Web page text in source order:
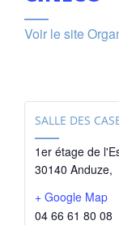
Voir le site
SALLE DES
1er étage de
30140 Anduze,
+ Google Map
04 66 61 80 08